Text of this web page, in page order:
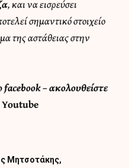
, και να εισρεύσει
σημαντικό στοιχείο
της αστάθειας στην
facebook– ακολουθείστε
Youtube
Μητσοτάκης